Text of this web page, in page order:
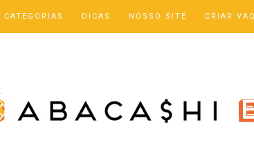
CATEGORIAS DICAS NOSSO SITE CRIAR